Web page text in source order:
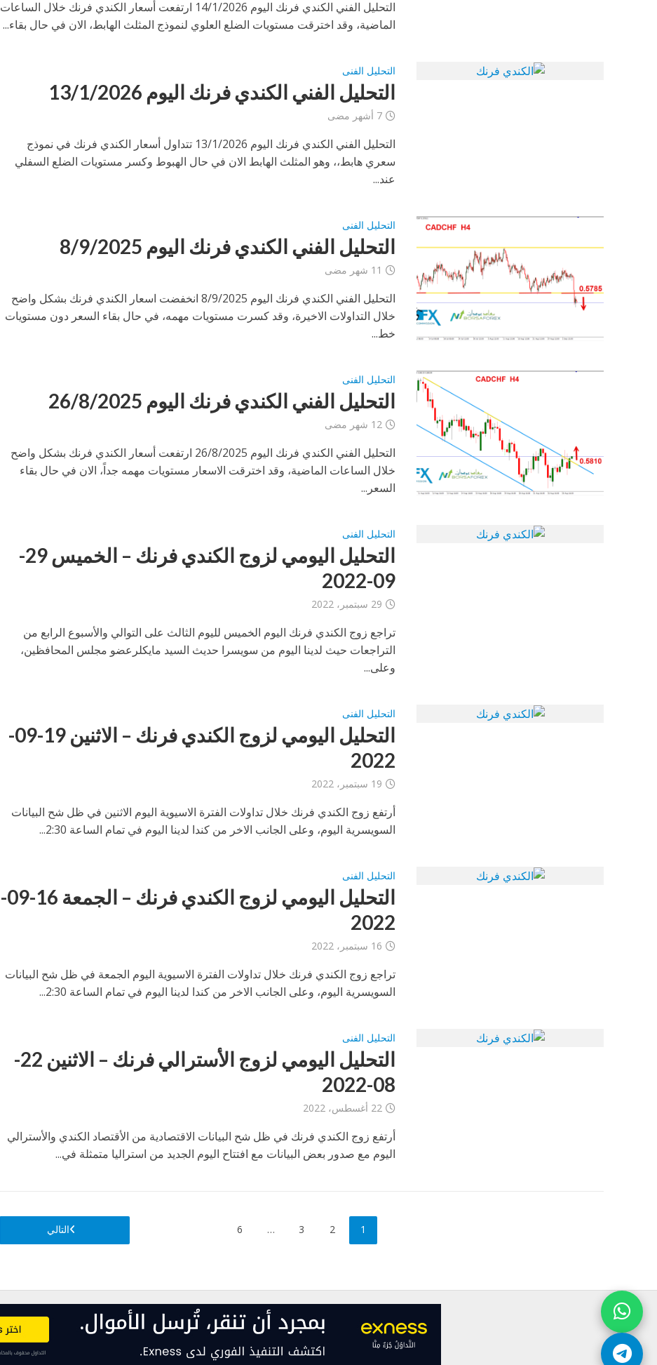
التحليل الفني الكندي فرنك اليوم 14/1/2026 ارتفعت أسعار الكندي فرنك خلال الساعات
الماضية، وقد اخترقت مستويات الضلع العلوي لنموذج المثلث الهابط، الان في حال بقاء...
التحليل الفنى
التحليل الفني الكندي فرنك اليوم 13/1/2026
7 أشهر مضى
التحليل الفني الكندي فرنك اليوم 13/1/2026 تتداول أسعار الكندي فرنك في نموذج
سعري هابط،، وهو المثلث الهابط الان في حال الهبوط وكسر مستويات الضلع السفلي
عند...
التحليل الفنى
التحليل الفني الكندي فرنك اليوم 8/9/2025
11 شهر مضى
التحليل الفني الكندي فرنك اليوم 8/9/2025 انخفضت اسعار الكندي فرنك بشكل واضح
خلال التداولات الاخيرة، وقد كسرت مستويات مهمه، في حال بقاء السعر دون مستويات
خط...
التحليل الفنى
التحليل الفني الكندي فرنك اليوم 26/8/2025
12 شهر مضى
التحليل الفني الكندي فرنك اليوم 26/8/2025 ارتفعت أسعار الكندي فرنك بشكل واضح
خلال الساعات الماضية، وقد اخترقت الاسعار مستويات مهمه جداً، الان في حال بقاء
السعر...
التحليل الفنى
التحليل اليومي لزوج الكندي فرنك – الخميس 29-
09-2022
29 سبتمبر، 2022
تراجع زوج الكندي فرنك اليوم الخميس لليوم الثالث على التوالي والأسبوع الرابع من
التراجعات حيث لدينا اليوم من سويسرا حديث السيد مايكلرعضو مجلس المحافظين،
وعلى...
التحليل الفنى
التحليل اليومي لزوج الكندي فرنك – الاثنين 19-09-
2022
19 سبتمبر، 2022
أرتفع زوج الكندي فرنك خلال تداولات الفترة الاسيوية اليوم الاثنين في ظل شح البيانات
السويسرية اليوم، وعلى الجانب الاخر من كندا لدينا اليوم في تمام الساعة 2:30...
التحليل الفنى
التحليل اليومي لزوج الكندي فرنك – الجمعة 16-09-
2022
16 سبتمبر، 2022
تراجع زوج الكندي فرنك خلال تداولات الفترة الاسيوية اليوم الجمعة في ظل شح البيانات
السويسرية اليوم، وعلى الجانب الاخر من كندا لدينا اليوم في تمام الساعة 2:30...
التحليل الفنى
التحليل اليومي لزوج الأسترالي فرنك – الاثنين 22-
08-2022
22 أغسطس، 2022
أرتفع زوج الكندي فرنك في ظل شح البيانات الاقتصادية من الأقتصاد الكندي والأسترالي
اليوم مع صدور بعض البيانات مع افتتاح اليوم الجديد من استراليا متمثلة في...
1
2
3
…
6 التالي